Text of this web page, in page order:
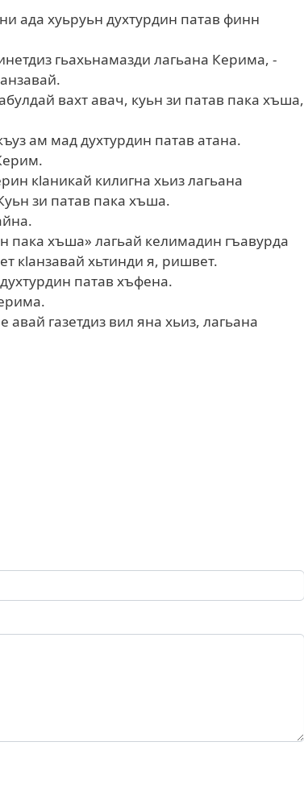
ада хуьруьн духтурдин патав финн
гьахьнамазди лагьана Керима, -
вахт авач, куьн зи патав пака хъша,
ам мад духтурдин патав атана.
кlаникай килигна хьиз лагьана
зи патав пака хъша.
пака хъша» лагьай келимадин гъавурда
кlанзавай хьтинди я, ришвет.
патав хъфена.
газетдиз вил яна хьиз, лагьана